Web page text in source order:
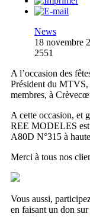
News
18 novembre
2551
A l’occasion des
Président du
membres, à
A cette occasion, et
REE MODELES
A80D N°315 à
Merci à tous nos
Vous aussi,
en faisant un don sur